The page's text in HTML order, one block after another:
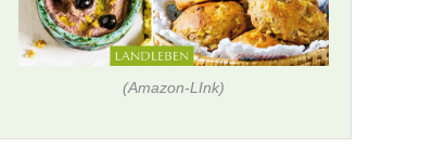
(Amazon-LInk)